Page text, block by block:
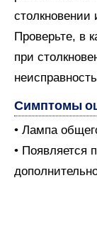
Проверьте, в
при
Симптомы
• Лампа
• Появляется